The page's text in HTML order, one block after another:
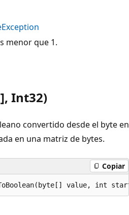
menor que 1.
Int32)
convertido desde el byte en
en una matriz de bytes.
Copiar
value, int